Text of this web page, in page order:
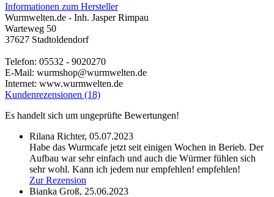
Informationen zum Hersteller
Wurmwelten.de - Inh. Jasper Rimpau
Warteweg 50
37627 Stadtoldendorf
Telefon: 05532 - 9020270
E-Mail: wurmshop@wurmwelten.de
Internet: www.wurmwelten.de
Kundenrezensionen (18)
Es handelt sich um ungeprüfte Bewertungen!
Rilana Richter, 05.07.2023
Habe das Wurmcafe jetzt seit einigen Wochen in Berieb. Der
Aufbau war sehr einfach und auch die Würmer fühlen sich
sehr wohl. Kann ich jedem nur empfehlen! empfehlen!
Zur Rezension
Bianka Groß, 25.06.2023